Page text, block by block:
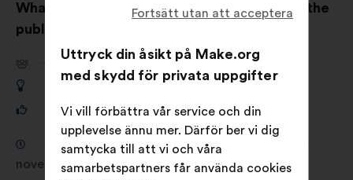
What are your ideas for shaping AI to serve the
public good?
11,661
deltagare
121,325
röster
Samråd från den 18 september 2024 till den 4
november 2024
Fortsätt utan att acceptera
Uttryck din åsikt på Make.org
med skydd för privata uppgifter
Vi vill förbättra vår service och din
upplevelse ännu mer. Därför ber vi dig
samtycka till att vi och våra
samarbetspartners får använda cookies